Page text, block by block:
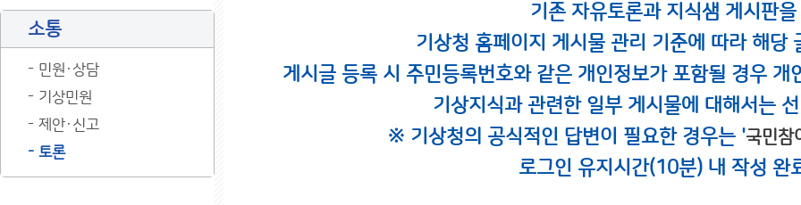
소통
민원·상담
기상민원
제안·신고
토론
기존 자유토론과 지식샘 게시판
기상청 홈페이지 게시물 관리 기준에 따라 해당
게시글 등록 시 주민등록번호와 같은 개인정보가 포함될 경우
기상지식과 관련한 일부 게시물에 대해서는
※ 기상청의 공식적인 답변이 필요한 경우는 '국민참
로그인 유지시간(10분) 내 작성 완